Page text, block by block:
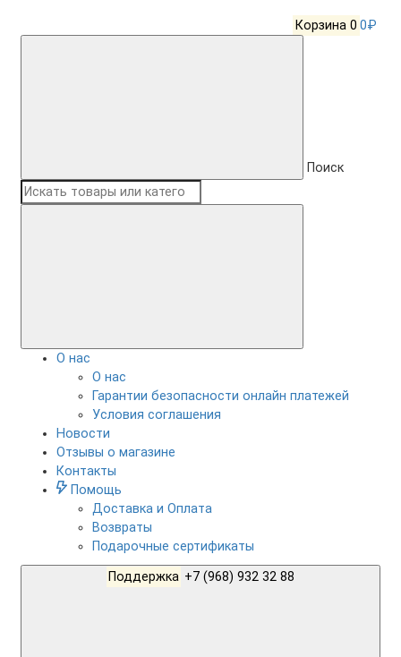
Корзина 0 0₽
Поиск
О нас
О нас
Гарантии безопасности онлайн платежей
Условия соглашения
Новости
Отзывы о магазине
Контакты
Помощь
Доставка и Оплата
Возвраты
Подарочные сертификаты
Поддержка